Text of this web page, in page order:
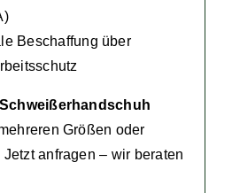
Beschaffung über
Schweißerhandschuh
Größen oder
Jetzt anfragen – wir beraten